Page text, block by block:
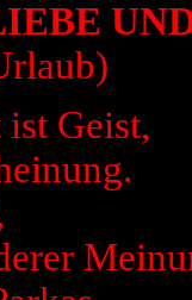
Geist,